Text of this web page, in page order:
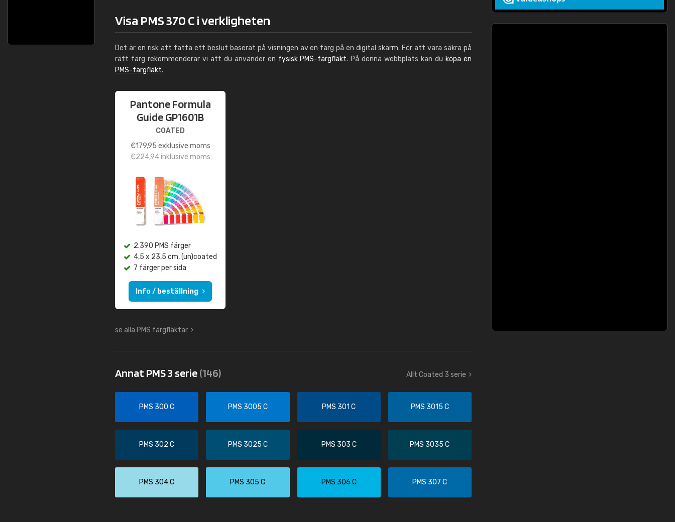
Visa PMS 370 C i verkligheten
Det är en risk att fatta ett beslut baserat på visningen av en färg på en digital skärm. För att vara säkra på
rätt färg rekommenderar vi att du använder en fysisk PMS-färgfläkt. På denna webbplats kan du köpa en
PMS-färgfläkt.
Pantone Formula
Guide GP1601B
COATED
€179,95 exklusive moms
€224,94inklusive moms
2.390 PMS färger
4,5 x 23,5 cm, (un)coated
7 färger per sida
Info / beställning
se alla PMS färgfläktar
Annat PMS 3 serie(146) Allt Coated 3 serie
PMS 300 C PMS 3005 C PMS 301 C PMS 3015 C
PMS 302 C PMS 3025 C PMS 303 C PMS 3035 C
PMS 304 C PMS 305 C PMS 306 C PMS 307 C